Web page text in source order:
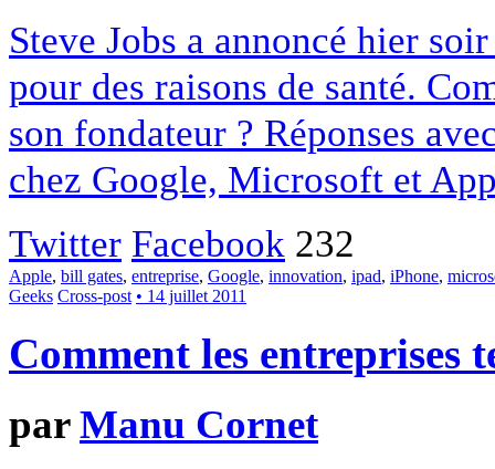
Steve Jobs a annoncé hier
pour des raisons de santé.
son fondateur ? Réponses
chez Google, Microsoft et
Twitter Facebook 232
Apple, bill gates, entreprise, Google, innovation, ipad, iPhone,
Geeks Cross-post • 14 juillet 2011
Comment les entreprises
parManu Cornet